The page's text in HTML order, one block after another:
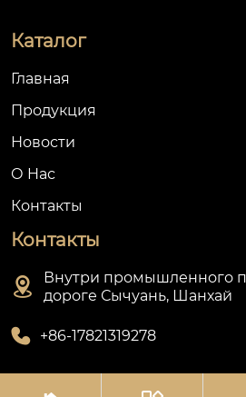
Каталог
Главная
Продукция
Новости
О Hас
Контакты
Контакты

Внутри промышленного
дороге Сычуань, Шанхай
 +86-17821319278